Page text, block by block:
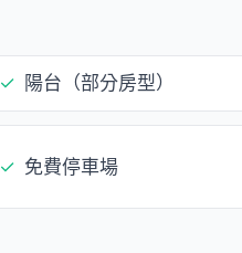
✓ 陽台（部分房型）
✓ 免費停車場